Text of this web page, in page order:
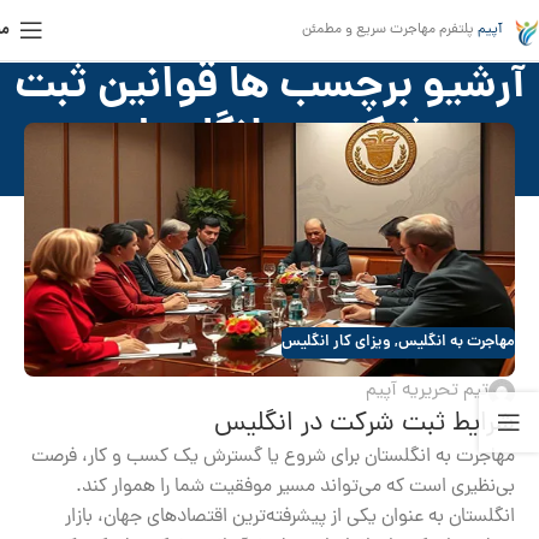
آپیم پلتفرم مهاجرت سریع و مطمئن
آرشیو برچسب ها قوانین ثبت
شرکت در انگلستان
خانه»قوانین ثبت شرکت در انگلستان
مهاجرت به انگلیس, ویزای کار انگلیس
تیم تحریریه آپیم
شرایط ثبت شرکت در انگلیس
مهاجرت به انگلستان برای شروع یا گسترش یک کسب و کار، فرصت
بی‌نظیری است که می‌تواند مسیر موفقیت شما را هموار کند.
انگلستان به عنوان یکی از پیشرفته‌ترین اقتصادهای جهان، بازار